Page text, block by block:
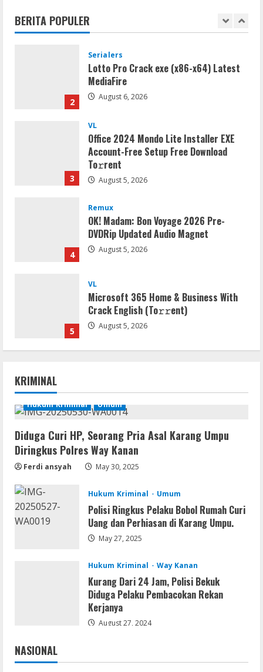
BERITA POPULER
1
2
Serialers
Lotto Pro Crack exe (x86-x64) Latest
MediaFire
August 6, 2026
3
VL
Office 2024 Mondo Lite Installer EXE
Account-Free Setup Frее Download
To𝚛rent
August 5, 2026
4
Remux
OK! Madam: Bon Voyage 2026 Pre-
DVDRip Updated Audio Magnet
August 5, 2026
5
VL
Microsoft 365 Home & Business With
Crack English (To𝚛𝚛еnt)
August 5, 2026
1
Serialers
Lotto Pro Crack exe (x86-x64) Latest
MediaFire
VL
Office 2024 Mondo Lite Installer EXE
Account-Free Setup Frее Download
To𝚛rent
August 5, 2026
Remux
OK! Madam: Bon Voyage 2026 Pre-
DVDRip Updated Audio Magnet
VL
KRIMINAL
Hukum Kriminal Umum
Diduga Curi HP, Seorang Pria Asal Karang Umpu
Diringkus Polres Way Kanan
Ferdi ansyah May 30, 2025
Hukum Kriminal Umum
Polisi Ringkus Pelaku Bobol Rumah Curi
Uang dan Perhiasan di Karang Umpu.
May 27, 2025
Hukum Kriminal Way Kanan
Kurang Dari 24 Jam, Polisi Bekuk
Diduga Pelaku Pembacokan Rekan
Kerjanya
August 27, 2024
NASIONAL
Jakarta